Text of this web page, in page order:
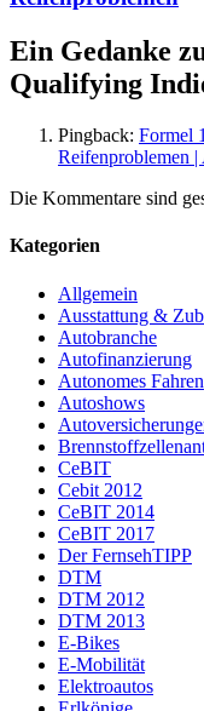
Ein Gedanke
Qualifying
Pingback: Formel
Reifenproblemen
Die Kommentare sind
Kategorien
Allgemein
Ausstattung &
Autobranche
Autofinanzierung
Autonomes Fahren
Autoshows
CeBIT
Cebit 2012
CeBIT 2014
CeBIT 2017
Der FernsehTIPP
DTM
DTM 2012
DTM 2013
E-Bikes
E-Mobilität
Elektroautos